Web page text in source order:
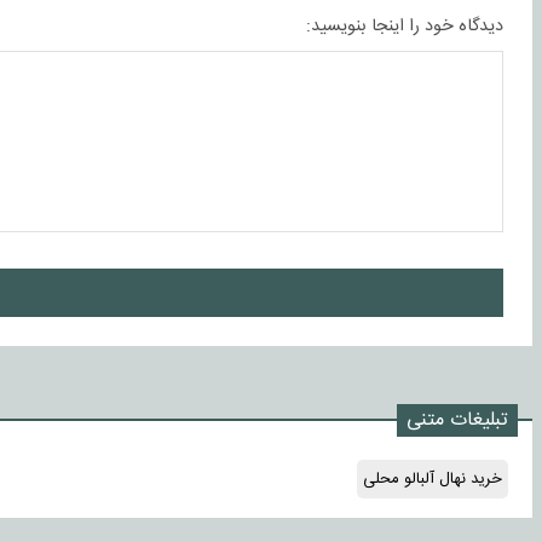
دیدگاه خود را اینجا بنویسید:
تبلیغات متنی
خرید نهال آلبالو محلی